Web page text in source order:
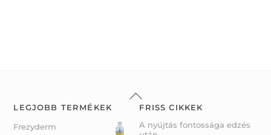
Back
To
LEGJOBB TERMÉKEK
Frezyderm
FRISS CIKKEK
A nyújtás fontossága edzés